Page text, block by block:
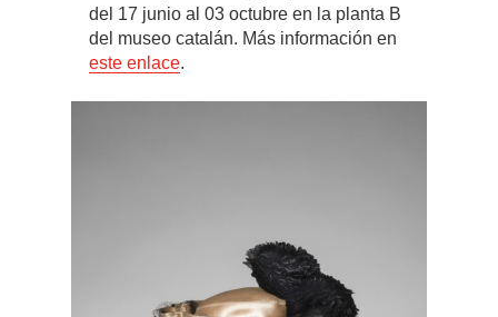
del 17 junio al 03 octubre en la planta B
del museo catalán. Más información en
este enlace.